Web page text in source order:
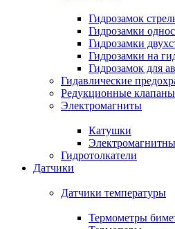
Гидрозамок
Гидрозамки
Гидрозамки
Гидрозамки на
Гидрозамок для
Гидавлические
Редукционные клапаны
Электромагниты
Катушки
Гидротолкатели
Датчики
Датчики температуры
Термометры